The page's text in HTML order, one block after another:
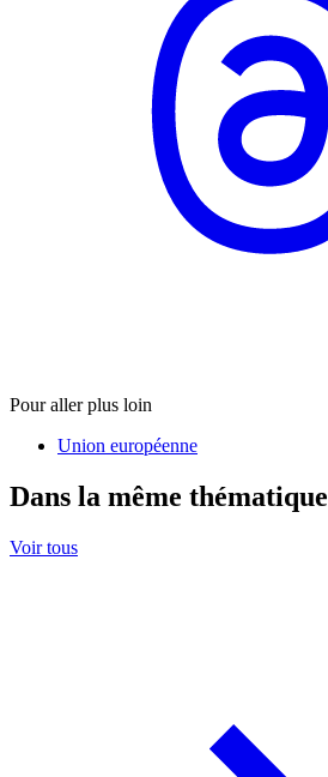
Pour aller plus loin
Union européenne
Dans la même thématique
Voir tous